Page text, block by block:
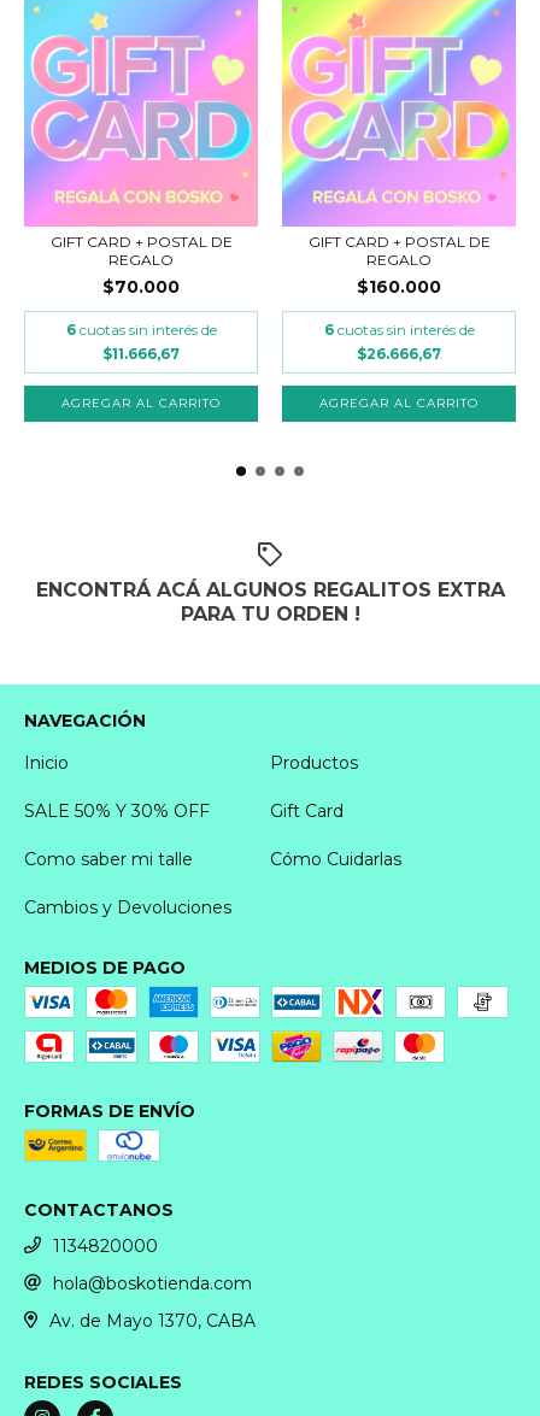
GIFT CARD + POSTAL DE
REGALO
$70.000
6 cuotas sin interés de
$11.666,67
GIFT CARD + POSTAL DE
REGALO
$160.000
6 cuotas sin interés de
$26.666,67
ENCONTRÁ ACÁ ALGUNOS REGALITOS EXTRA
PARA TU ORDEN !
NAVEGACIÓN
Inicio
Productos
SALE 50% Y 30% OFF Gift Card
Como saber mi talle Cómo Cuidarlas
Cambios y Devoluciones
MEDIOS DE PAGO
FORMAS DE ENVÍO
CONTACTANOS
1134820000
hola@boskotienda.com
Av. de Mayo 1370, CABA
REDES SOCIALES